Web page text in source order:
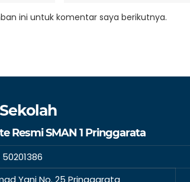
ini untuk komentar saya berikutnya.
Resmi SMAN 1 Pringgarata
50201386
Yani No. 25 Pringgarata